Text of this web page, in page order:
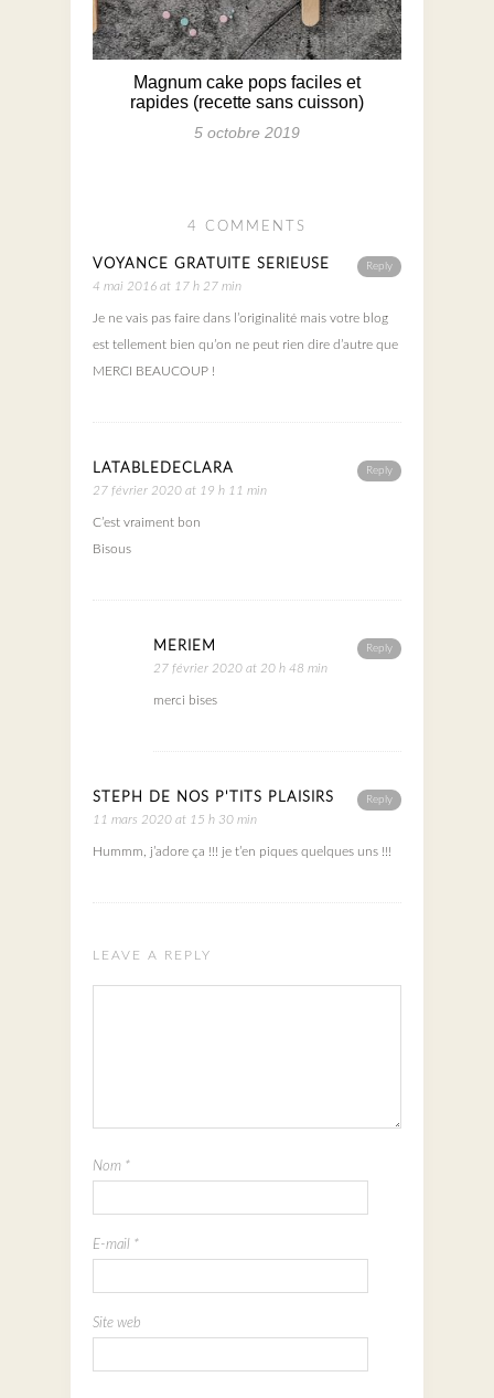
Magnum cake pops faciles et
rapides (recette sans cuisson)
5 octobre 2019
4 COMMENTS
Reply
VOYANCE GRATUITE SERIEUSE
4 mai 2016 at 17 h 27 min
Je ne vais pas faire dans l’originalité mais votre blog
est tellement bien qu’on ne peut rien dire d’autre que
MERCI BEAUCOUP !
Reply
LATABLEDECLARA
27 février 2020 at 19 h 11 min
C’est vraiment bon
Bisous
Reply
MERIEM
27 février 2020 at 20 h 48 min
merci bises
Reply
STEPH DE NOS P'TITS PLAISIRS
11 mars 2020 at 15 h 30 min
Hummm, j’adore ça !!! je t’en piques quelques uns !!!
LEAVE A REPLY
Nom *
E-mail *
Site web